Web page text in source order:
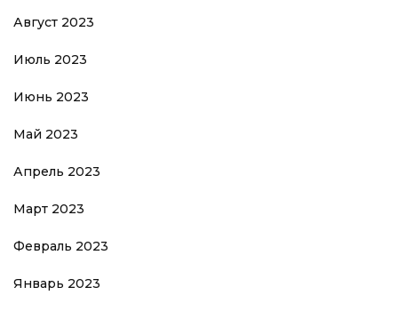
Август 2023
Июль 2023
Июнь 2023
Май 2023
Апрель 2023
Март 2023
Февраль 2023
Январь 2023